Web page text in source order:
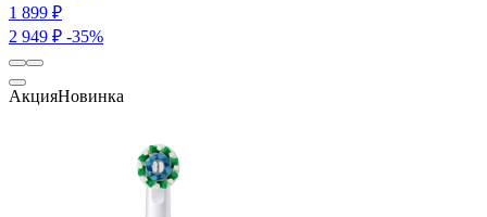
1 899 ₽
2 949 ₽ -35%
АкцияНовинка